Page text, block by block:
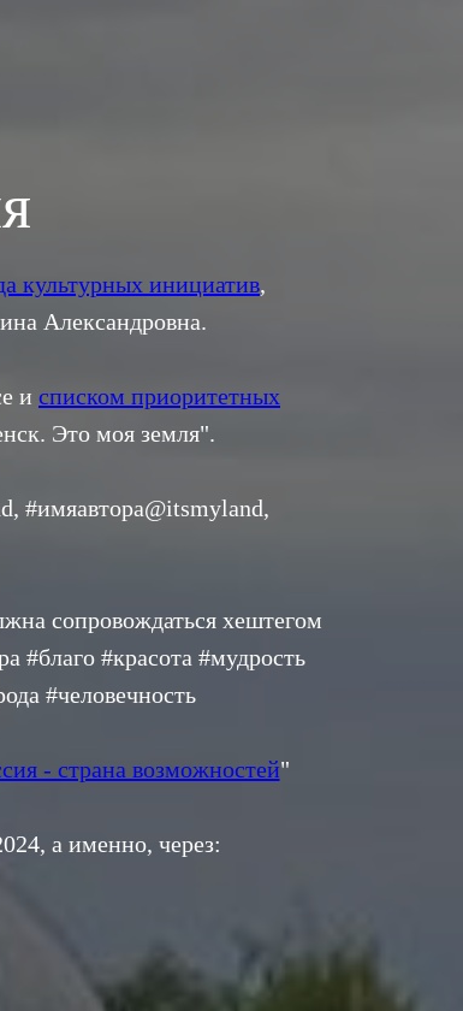
культурных инициатив,
Александровна.
и списком приоритетных
Это моя земля".
#имяавтора@itsmyland,
сопровождаться хештегом
#благо #красота #мудрость
#человечность
- страна возможностей"
а именно, через: